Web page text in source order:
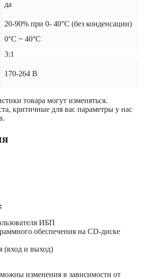
да
20-90% при 0- 40°С (без конденсации)
0°С ~ 40°С
3:1
170-264 В
товара могут изменяться.
критичные для вас параметры у нас
ИБП
обеспечения на CD-диске
(вход и выход)
изменения в зависимости от